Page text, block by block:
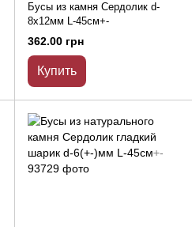
Бусы из камня Сердолик d-
8х12мм L-45см+-
362.00 грн
Купить